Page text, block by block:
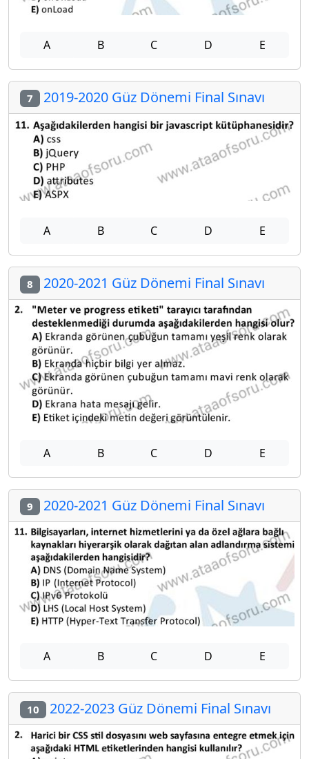
A B C D E
7 2019-2020 Güz Dönemi Final Sınavı
A B C D E
8 2020-2021 Güz Dönemi Final Sınavı
A B C D E
9 2020-2021 Güz Dönemi Final Sınavı
A B C D E
10 2022-2023 Güz Dönemi Final Sınavı